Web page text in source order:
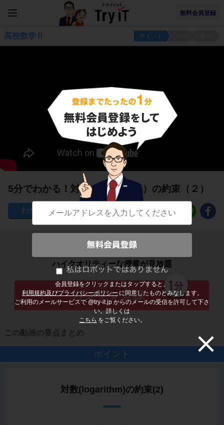
無料会員登録
会員登録をクリックまたはタップすると、
利用規約及びプライバシーポリシー に同意したものとみなします。
ご利用のメールサービスで @try-it.jp からのメールの受信を許可して下さ
い。詳しくは
こちら をご覧ください。
高校数学Ⅱ ポイント
5分でわかる！対数（logarithm）の約束（２）
133
子どもの勉強から大人の学び直しまで
ハイクオリティーな授業が見放題
この動画の要点まとめ
ポイント
対数(logarithm)の約束(2)